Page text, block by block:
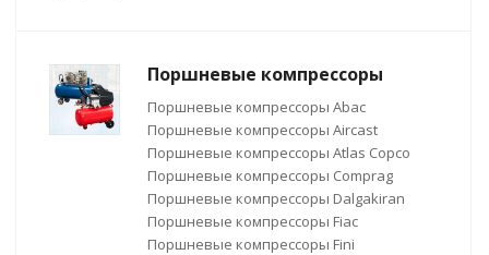
Поршневые компрессоры
Поршневые компрессоры Abac
Поршневые компрессоры Aircast
Поршневые компрессоры Atlas Copco
Поршневые компрессоры Comprag
Поршневые компрессоры Dalgakiran
Поршневые компрессоры Fiac
Поршневые компрессоры Fini